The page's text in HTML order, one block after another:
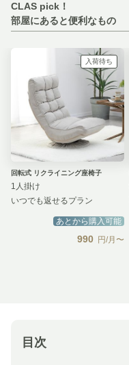
CLAS pick！
部屋にあると便利なもの
入荷待ち
回転式 リクライニング座椅子
1人掛け
いつでも返せるプラン
あとから購入可能
990 円/月〜
目次